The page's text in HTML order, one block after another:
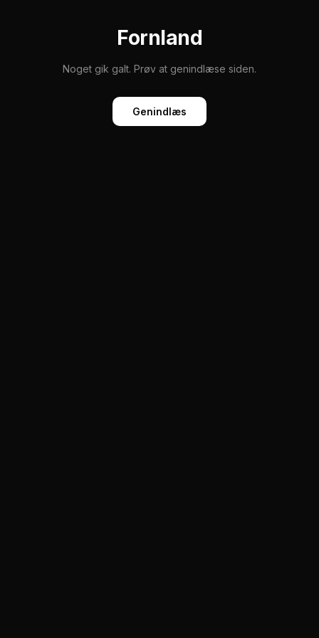
Fornland
Noget gik galt. Prøv at genindlæse siden.
Genindlæs